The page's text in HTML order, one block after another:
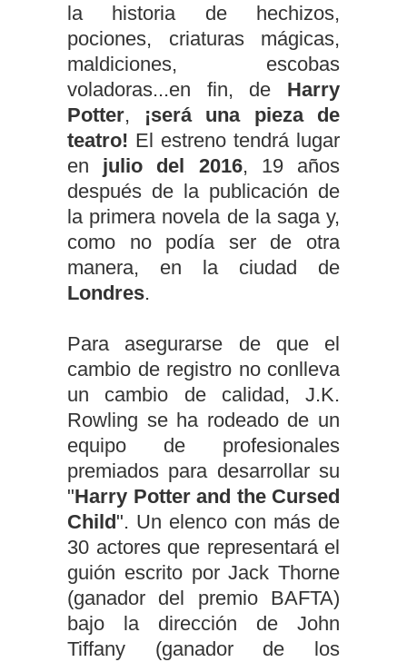
la historia de hechizos,
pociones, criaturas mágicas,
maldiciones, escobas
voladoras...en fin, de Harry
Potter, ¡será una pieza de
teatro! El estreno tendrá lugar
en julio del 2016, 19 años
después de la publicación de
la primera novela de la saga y,
como no podía ser de otra
manera, en la ciudad de
Londres.
Para asegurarse de que el
cambio de registro no conlleva
un cambio de calidad, J.K.
Rowling se ha rodeado de un
equipo de profesionales
premiados para desarrollar su
"Harry Potter and the Cursed
Child". Un elenco con más de
30 actores que representará el
guión escrito por Jack Thorne
(ganador del premio BAFTA)
bajo la dirección de John
Tiffany (ganador de los